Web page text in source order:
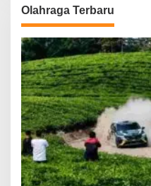
Olahraga Terbaru